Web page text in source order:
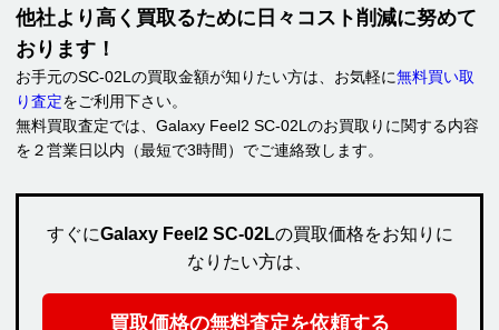
他社より高く買取るために日々コスト削減に努めて
おります！
お手元のSC-02Lの買取金額が知りたい方は、お気軽に無料買い取
り査定をご利用下さい。
無料買取査定では、Galaxy Feel2 SC-02Lのお買取りに関する内容
を２営業日以内（最短で3時間）でご連絡致します。
すぐにGalaxy Feel2 SC-02Lの買取価格をお知りに
なりたい方は、
買取価格の無料査定を依頼する